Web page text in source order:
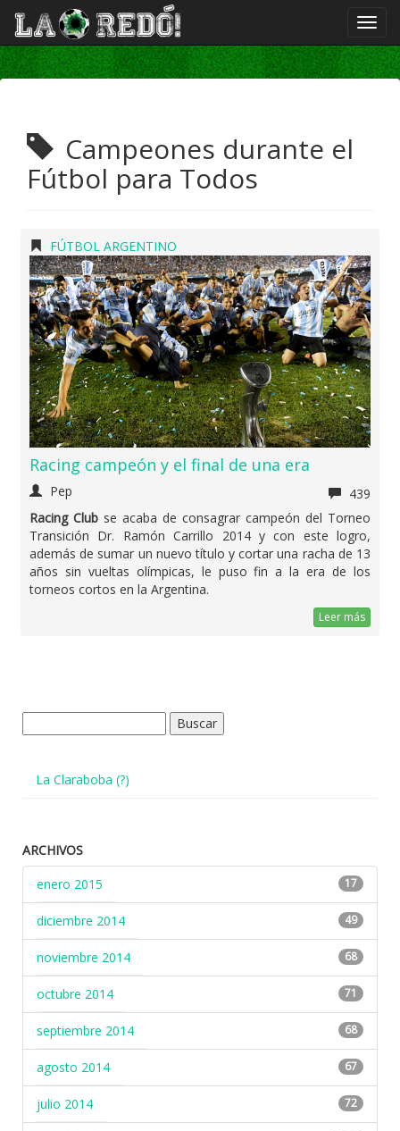
Campeones durante el
Fútbol para Todos
FÚTBOL ARGENTINO
Racing campeón y el final de una era
Pep
439
Racing Club se acaba de consagrar campeón del Torneo
Transición Dr. Ramón Carrillo 2014 y con este logro,
además de sumar un nuevo título y cortar una racha de 13
años sin vueltas olímpicas, le puso fin a la era de los
torneos cortos en la Argentina.
Leer más
La Claraboba (?)
ARCHIVOS
enero 2015
17
diciembre 2014 49
noviembre 2014 68
octubre 2014 71
septiembre 2014 68
agosto 2014 67
julio 2014 72